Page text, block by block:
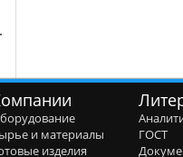
и материалы
изделия
ГОСТ